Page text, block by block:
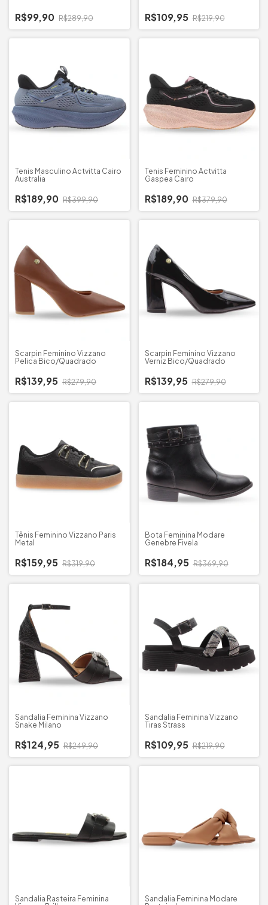
R$99,90 R$289,90 R$109,95 R$219,90
Tenis Masculino Actvitta Cairo
Australia
R$189,90 R$399,90
Tenis Feminino Actvitta
Gaspea Cairo
R$189,90 R$379,90
Scarpin Feminino Vizzano
Pelica Bico/Quadrado
R$139,95 R$279,90
Scarpin Feminino Vizzano
Verniz Bico/Quadrado
R$139,95 R$279,90
Tênis Feminino Vizzano Paris
Metal
R$159,95 R$319,90
Bota Feminina Modare
Genebre Fivela
R$184,95 R$369,90
Sandalia Feminina Vizzano
Snake Milano
R$124,95 R$249,90
Sandalia Feminina Vizzano
Tiras Strass
R$109,95 R$219,90
Sandalia Rasteira Feminina
Sandalia Feminina Modare